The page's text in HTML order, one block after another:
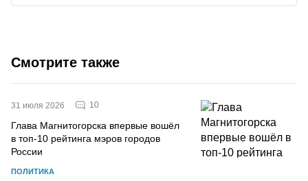
Смотрите также
31 июля 2026 10
Глава Магнитогорска впервые вошёл
в топ-10 рейтинга мэров городов
России
ПОЛИТИКА